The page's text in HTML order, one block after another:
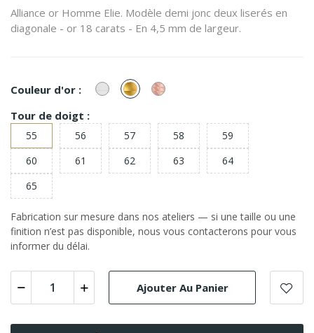
Alliance or Homme Elie. Modèle demi jonc deux liserés en
diagonale - or 18 carats - En 4,5 mm de largeur.
Couleur d'or : or
Blanc
or
Jaune
or
Rose
Tour de doigt :
55 56 57 58
59
60
61 62 63
64
65
Fabrication sur mesure dans nos ateliers — si une taille ou une
finition n’est pas disponible, nous vous contacterons pour vous
informer du délai.
Ajouter Au Panier